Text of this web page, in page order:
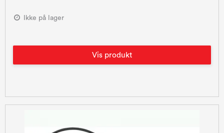
Ikke på lager
Vis produkt